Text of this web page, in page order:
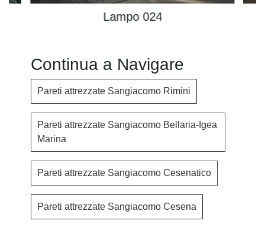
Lampo 024
Continua a Navigare
Pareti attrezzate Sangiacomo Rimini
Pareti attrezzate Sangiacomo Bellaria-Igea
Marina
Pareti attrezzate Sangiacomo Cesenatico
Pareti attrezzate Sangiacomo Cesena